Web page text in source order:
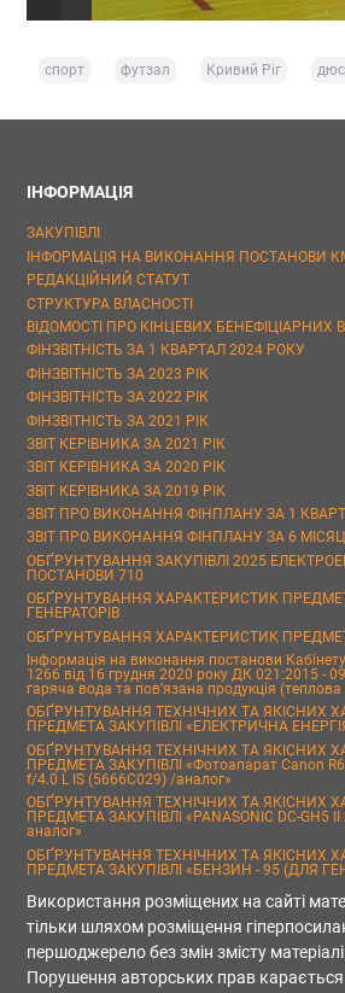
спорт футзал Кривий Ріг
ІНФОРМАЦІЯ
ЗАКУПІВЛІ
ІНФОРМАЦІЯ НА ВИКОНАННЯ ПОСТАНОВИ
РЕДАКЦІЙНИЙ СТАТУТ
СТРУКТУРА ВЛАСНОСТІ
ВІДОМОСТІ ПРО КІНЦЕВИХ БЕНЕФІЦІАРНИХ
ФІНЗВІТНІСТЬ ЗА 1 КВАРТАЛ 2024 РОКУ
ФІНЗВІТНІСТЬ ЗА 2023 РІК
ФІНЗВІТНІСТЬ ЗА 2022 РІК
ФІНЗВІТНІСТЬ ЗА 2021 РІК
ЗВІТ КЕРІВНИКА ЗА 2021 РІК
ЗВІТ КЕРІВНИКА ЗА 2020 РІК
ЗВІТ КЕРІВНИКА ЗА 2019 РІК
ЗВІТ ПРО ВИКОНАННЯ ФІНПЛАНУ ЗА 1
ЗВІТ ПРО ВИКОНАННЯ ФІНПЛАНУ ЗА 6
ОБҐРУНТУВАННЯ ЗАКУПІВЛІ 2025
ПОСТАНОВИ 710
ОБҐРУНТУВАННЯ ХАРАКТЕРИСТИК
ГЕНЕРАТОРІВ
ОБҐРУНТУВАННЯ ХАРАКТЕРИСТИК
Інформація на виконання постанови
1266 від 16 грудня 2020 року ДК 021:2015 -
гаряча вода та пов’язана продукція (теплова
ОБҐРУНТУВАННЯ ТЕХНІЧНИХ ТА ЯКІСНИХ
ПРЕДМЕТА ЗАКУПІВЛІ «ЕЛЕКТРИЧНА
ОБҐРУНТУВАННЯ ТЕХНІЧНИХ ТА ЯКІСНИХ
ПРЕДМЕТА ЗАКУПІВЛІ «Фотоапарат Canon R6
f/4.0 L IS (5666C029) /аналог»
ОБҐРУНТУВАННЯ ТЕХНІЧНИХ ТА ЯКІСНИХ
ПРЕДМЕТА ЗАКУПІВЛІ «PANASONIC DC-GH5 II
аналог»
ОБҐРУНТУВАННЯ ТЕХНІЧНИХ ТА ЯКІСНИХ
ПРЕДМЕТА ЗАКУПІВЛІ «БЕНЗИН - 95 (ДЛЯ
Використання розміщених на сайті
тільки шляхом розміщення
першоджерело без змін змісту
Порушення авторських прав